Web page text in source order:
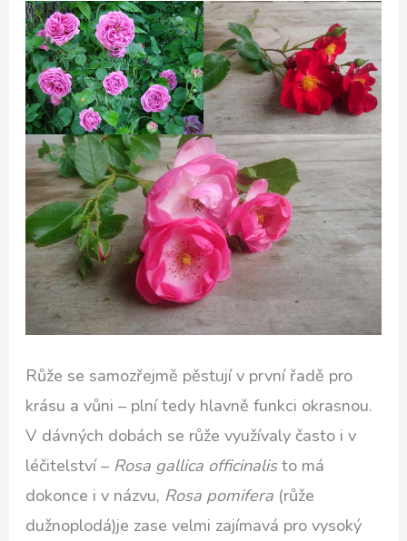
Růže se samozřejmě pěstují v první řadě pro
krásu a vůni – plní tedy hlavně funkci okrasnou.
V dávných dobách se růže využívaly často i v
léčitelství – Rosa gallica officinalisto má
dokonce i v názvu, Rosa pomifera (růže
dužnoplodá)je zase velmi zajímavá pro vysoký